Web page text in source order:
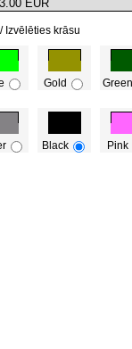
Izvēlēties krāsu
Gold Green
Black Pink